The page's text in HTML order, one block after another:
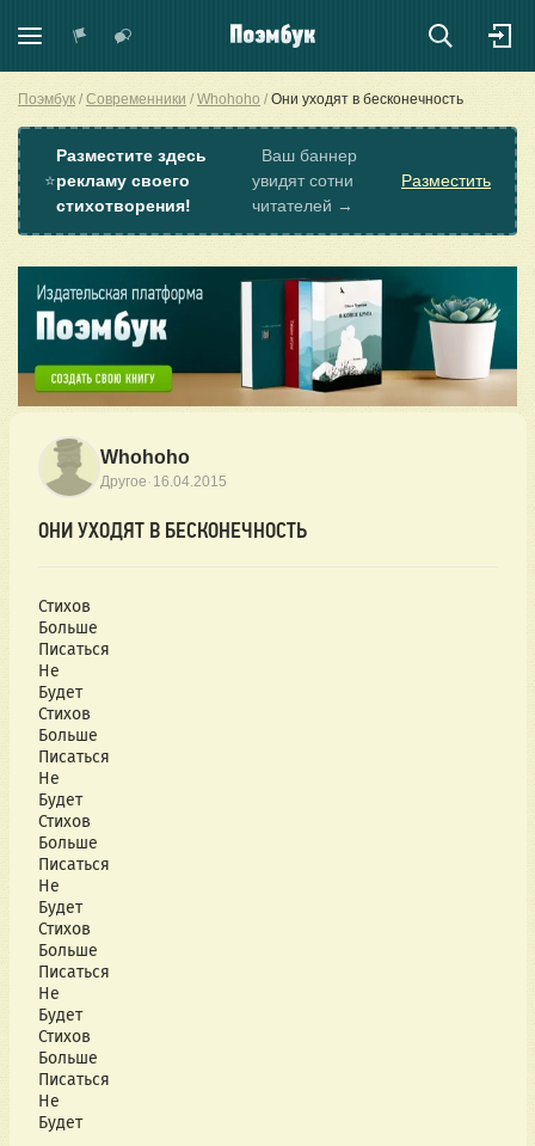
Поэмбук Современники Whohoho Они уходят в бесконечность
⭐
Разместите здесь
рекламу своего
стихотворения!
Ваш баннер
увидят сотни
читателей →
Разместить
Whohoho
Другое · 16.04.2015
ОНИ УХОДЯТ В БЕСКОНЕЧНОСТЬ
Стихов
Больше
Писаться
Не
Будет
Стихов
Больше
Писаться
Не
Будет
Стихов
Больше
Писаться
Не
Будет
Стихов
Больше
Писаться
Не
Будет
Стихов
Больше
Писаться
Не
Будет